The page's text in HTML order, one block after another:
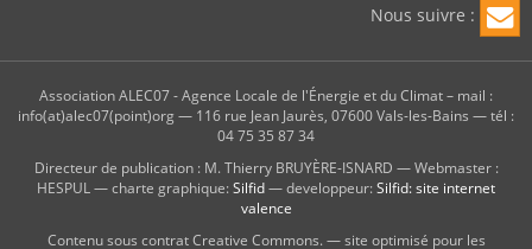
Nous suivre :
Association ALEC07 - Agence Locale de l'Énergie et du Climat – mail :
info(at)alec07(point)org — 116 rue Jean Jaurès, 07600 Vals-les-Bains — tél :
04 75 35 87 34
Directeur de publication : M. Thierry BRUYÈRE-ISNARD — Webmaster :
HESPUL — charte graphique:Silfid— developpeur:Silfid: site internet
valence
Contenu sous contrat Creative Commons. — site optimisé pour les